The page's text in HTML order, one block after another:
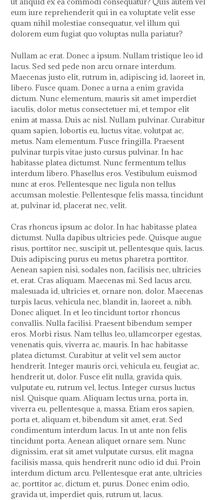
eum iure reprehenderit qui in ea voluptate velit esse
quam nihil molestiae consequatur, vel illum qui
dolorem eum fugiat quo voluptas nulla pariatur?
Nullam ac erat. Donec a ipsum. Nullam tristique leo id
lacus. Sed sed pede non arcu ornare interdum.
Maecenas justo elit, rutrum in, adipiscing id, laoreet in,
libero. Fusce quam. Donec a urna a enim gravida
dictum. Nunc elementum, mauris sit amet imperdiet
iaculis, dolor metus consectetuer mi, et tempor elit
enim at massa. Duis ac nisl. Nullam pulvinar. Curabitur
quam sapien, lobortis eu, luctus vitae, volutpat ac,
metus. Nam elementum. Fusce fringilla. Praesent
pulvinar turpis vitae justo cursus pulvinar. In hac
habitasse platea dictumst. Nunc fermentum tellus
interdum libero. Phasellus eros. Vestibulum euismod
nunc at eros. Pellentesque nec ligula non tellus
accumsan molestie. Pellentesque felis massa, tincidunt
at, pulvinar id, placerat nec, velit.
Cras rhoncus ipsum ac dolor. In hac habitasse platea
dictumst. Nulla dapibus ultricies pede. Quisque augue
risus, porttitor nec, suscipit ut, pellentesque quis, lacus.
Duis adipiscing purus eu metus pharetra porttitor.
Aenean sapien nisi, sodales non, facilisis nec, ultricies
et, erat. Cras aliquam. Maecenas mi. Sed lacus arcu,
malesuada id, ultricies et, ornare non, dolor. Maecenas
turpis lacus, vehicula nec, blandit in, laoreet a, nibh.
Donec aliquet. In et leo tincidunt tortor rhoncus
convallis. Nulla facilisi. Praesent bibendum semper
eros. Morbi risus. Nam tellus leo, ullamcorper egestas,
venenatis quis, viverra ac, mauris. In hac habitasse
platea dictumst. Curabitur at velit vel sem auctor
hendrerit. Integer mauris orci, vehicula eu, feugiat ac,
hendrerit ut, dolor. Fusce elit nulla, gravida quis,
vulputate eu, rutrum vel, lectus. Integer cursus luctus
nisl. Quisque quam. Aliquam lectus urna, porta in,
viverra eu, pellentesque a, massa. Etiam eros sapien,
porta et, aliquam et, bibendum sit amet, erat. Sed
condimentum interdum lacus. In ut ante non felis
tincidunt porta. Aenean aliquet ornare sem. Nunc
dignissim, erat sit amet vulputate cursus, elit magna
facilisis massa, quis hendrerit nunc odio id dui. Proin
interdum dictum arcu. Pellentesque erat ante, ultricies
ac, porttitor ac, dictum et, purus. Donec enim odio,
gravida ut, imperdiet quis, rutrum ut, lacus.